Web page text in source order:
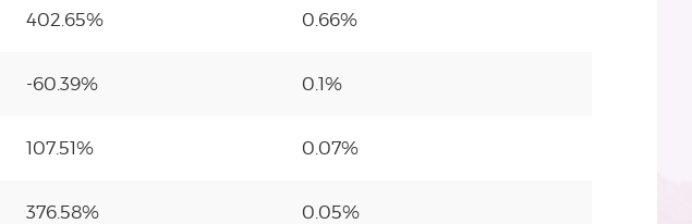
402.65% 0.66%
-60.39% 0.1%
107.51% 0.07%
376.58% 0.05%